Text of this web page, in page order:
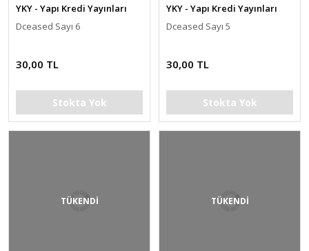
YKY - Yapı Kredi Yayınları
Dceased Sayı 6
30,00 TL
Stokta Yok
YKY - Yapı Kredi Yayınları
Dceased Sayı 5
30,00 TL
Stokta Yok
TÜKENDİ TÜKENDİ